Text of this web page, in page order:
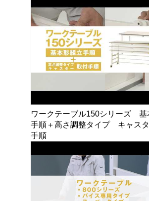
ワークテーブル150シリーズ 基
手順＋高さ調整タイプ キャス
手順